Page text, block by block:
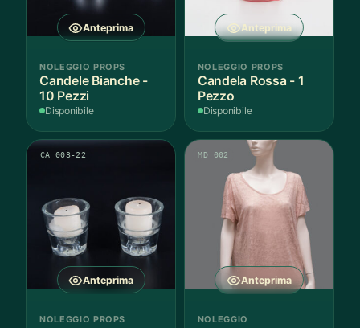
Anteprima
NOLEGGIO PROPS
Candele Bianche -
10 Pezzi
Disponibile
Anteprima
NOLEGGIO PROPS
Candela Rossa - 1
Pezzo
Disponibile
Anteprima
CA 003-22
NOLEGGIO PROPS
Anteprima
MD 002
NOLEGGIO